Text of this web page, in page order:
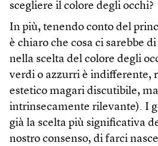
scegliere il colore degli occhi?
In più, tenendo conto del
è chiaro che cosa ci sarebbe
nella scelta del colore degli
verdi o azzurri è indifferente,
estetico magari discutibile,
intrinsecamente rilevante). I
già la scelta più significativa
nostro consenso, di farci